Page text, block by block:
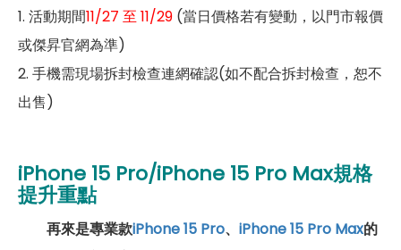
1. 活動期間11/27 至 11/29 (當日價格若有變動，以門市報價
或傑昇官網為準)
2. 手機需現場拆封檢查連網確認(如不配合拆封檢查，恕不
出售)
iPhone 15 Pro/iPhone 15 Pro Max規格
提升重點
再來是專業款iPhone 15 Pro、 iPhone 15 Pro Max的